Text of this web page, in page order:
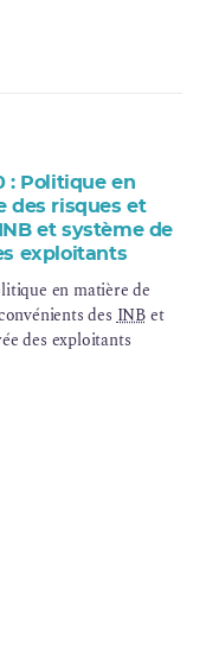
: Politique en
des risques et
et système de
exploitants
en matière de
des INBet
des exploitants